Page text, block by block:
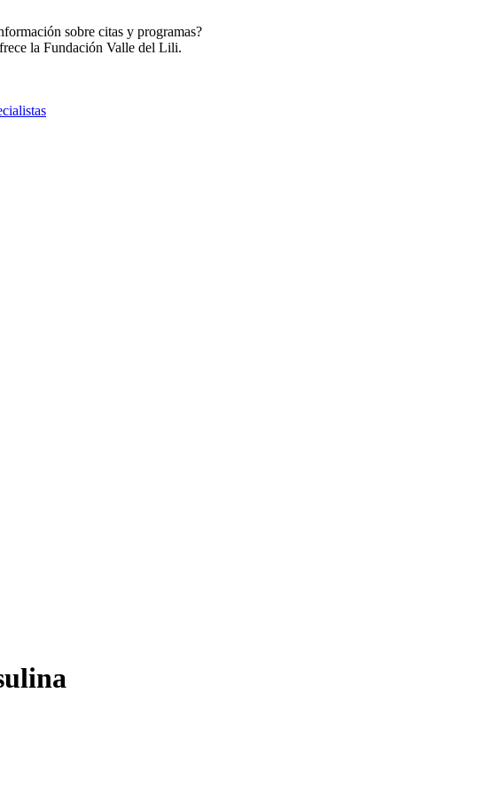
sobre citas y programas?
la Fundación Valle del Lili.